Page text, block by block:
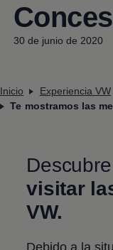
30 de junio de 2020
Inicio Experiencia VW
Te mostramos las
visitar
VW.
Debido a la